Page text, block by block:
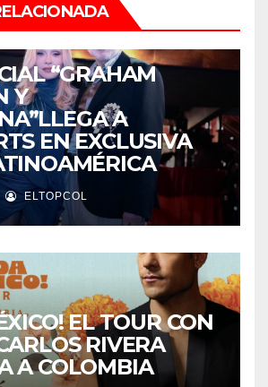
“GRAHAM
Y
A
EN EXCLUSIVA
ELTOPCOL
EL TOUR CON
RIVERA
A COLOMBIA